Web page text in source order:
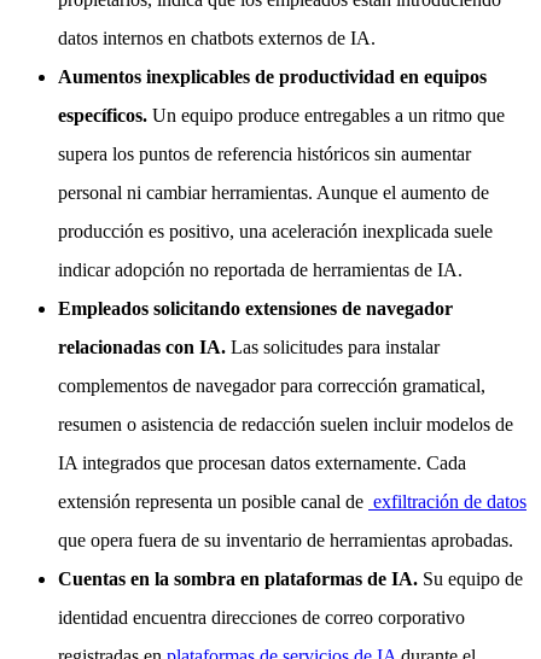
datos internos en chatbots externos de IA.
Aumentos inexplicables de productividad en equipos
específicos. Un equipo produce entregables a un ritmo que
supera los puntos de referencia históricos sin aumentar
personal ni cambiar herramientas. Aunque el aumento de
producción es positivo, una aceleración inexplicada suele
indicar adopción no reportada de herramientas de IA.
Empleados solicitando extensiones de navegador
relacionadas con IA. Las solicitudes para instalar
complementos de navegador para corrección gramatical,
resumen o asistencia de redacción suelen incluir modelos de
IA integrados que procesan datos externamente. Cada
extensión representa un posible canal de exfiltración de datos
que opera fuera de su inventario de herramientas aprobadas.
Cuentas en la sombra en plataformas de IA. Su equipo de
identidad encuentra direcciones de correo corporativo